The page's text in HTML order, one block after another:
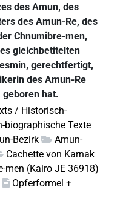
des Amun, des
des Amun-Re, des
Chnumibre-men,
gleichbetitelten
gerechtfertigt,
des Amun-Re
hat.
/ Historisch-
biographische Texte
Bezirk
Amun-
Cachette von Karnak
men (Kairo JE 36918)
Opferformel +